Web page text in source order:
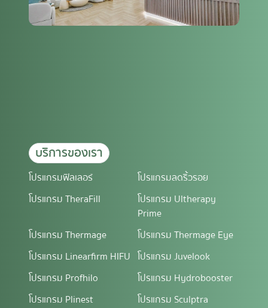
บริการของเรา
โปรแกรมฟิลเลอร์
โปรแกรมลดริ้วรอย
โปรแกรม TheraFill
โปรแกรม Ultherapy
Prime
โปรแกรม Thermage
โปรแกรม Thermage Eye
โปรแกรม Linearfirm HIFU โปรแกรม Juvelook
โปรแกรม Profhilo
โปรแกรม Hydrobooster
โปรแกรม Plinest
โปรแกรม Sculptra